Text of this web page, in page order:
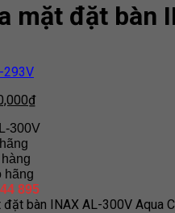
mặt đặt bàn
₫
300V
hãng
895
đặt bàn INAX AL-300V Aqua